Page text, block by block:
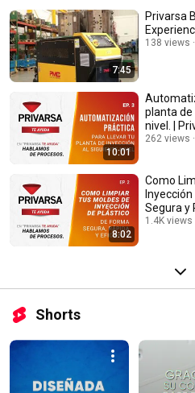
7:45
Privarsa
138 views
10:01
planta de
nivel. |
262 views
8:02
Como
Segura y
Ayuda
1.4K views
Shorts